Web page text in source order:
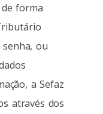
forma
ou
a Sefaz
através dos